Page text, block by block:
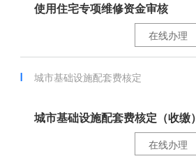
使用住宅专项维修资金审核
在线办理
城市基础设施配套费核定
城市基础设施配套费核定（收缴）
在线办理